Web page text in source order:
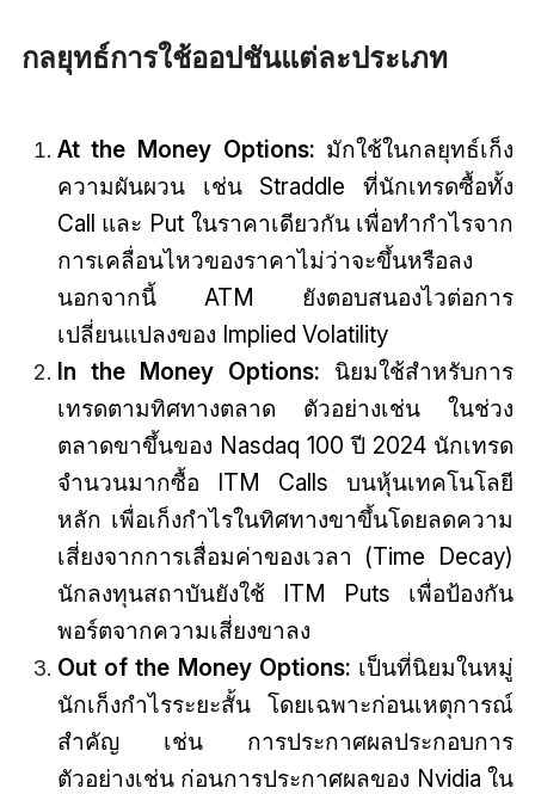
กลยุทธ์การใช้ออปชันแต่ละประเภท
At the Money Options: มักใช้ในกลยุทธ์เก็ง
ความผันผวน เช่น Straddle ที่นักเทรดซื้อทั้ง
Call และ Put ในราคาเดียวกัน เพื่อทำกำไรจาก
การเคลื่อนไหวของราคาไม่ว่าจะขึ้นหรือลง
นอกจากนี้ ATM ยังตอบสนองไวต่อการ
เปลี่ยนแปลงของ Implied Volatility
In the Money Options: นิยมใช้สำหรับการ
เทรดตามทิศทางตลาด ตัวอย่างเช่น ในช่วง
ตลาดขาขึ้นของ Nasdaq 100 ปี 2024 นักเทรด
จำนวนมากซื้อ ITM Calls บนหุ้นเทคโนโลยี
หลัก เพื่อเก็งกำไรในทิศทางขาขึ้นโดยลดความ
เสี่ยงจากการเสื่อมค่าของเวลา (Time Decay)
นักลงทุนสถาบันยังใช้ ITM Puts เพื่อป้องกัน
พอร์ตจากความเสี่ยงขาลง
Out of the Money Options: เป็นที่นิยมในหมู่
นักเก็งกำไรระยะสั้น โดยเฉพาะก่อนเหตุการณ์
สำคัญ เช่น การประกาศผลประกอบการ
ตัวอย่างเช่น ก่อนการประกาศผลของ Nvidia ใน